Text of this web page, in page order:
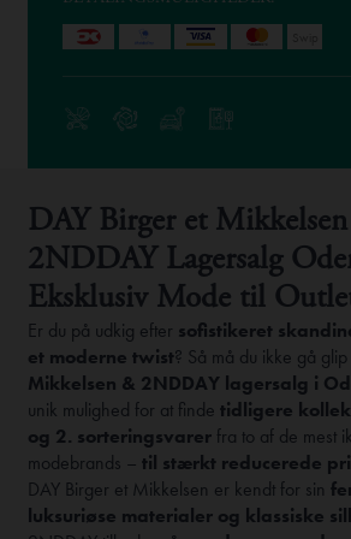
DAY Birger et
2NDDAY Lagersalg
Eksklusiv Mode til
Er du på udkig efter sofistikeret
et moderne twist? Så må du ikke gå
Mikkelsen & 2NDDAY lagersalg i
unik mulighed for at findetidligere
og 2. sorteringsvarer fra to af de mest
modebrands –til stærkt reducerede
DAY Birger et Mikkelsen er kendt for sin
luksuriøse materialer og klassiske